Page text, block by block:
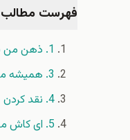
فهرست مطالب
1. ذهن من سرگردان خواهد شد
3. همیشه من باید شروع کنم
4. نقد کردن
5. ای کاش محبت بیشتری داشتیم